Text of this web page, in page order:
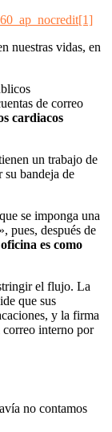
nuestras vidas, en
de correo
cardiacos
un trabajo de
bandeja de
se imponga una
pues, después de
es como
el flujo. La
que sus
y la firma
interno por
no contamos